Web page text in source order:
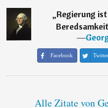
„Regierung
―
Facebook
Alle Zitate von